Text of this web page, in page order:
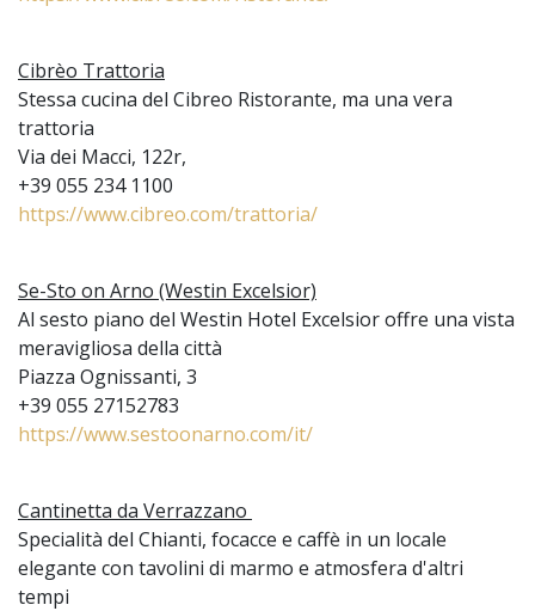
Cibrèo Trattoria
Stessa cucina del Cibreo Ristorante, ma una vera
trattoria
Via dei Macci, 122r,
+39 055 234 1100
https://www.cibreo.com/trattoria/
Se-Sto on Arno (Westin Excelsior)
Al sesto piano del Westin Hotel Excelsior offre una vista
meravigliosa della città
Piazza Ognissanti, 3
+39 055 27152783
https://www.sestoonarno.com/it/
Cantinetta da Verrazzano
Specialità del Chianti, focacce e caffè in un locale
elegante con tavolini di marmo e atmosfera d'altri
tempi